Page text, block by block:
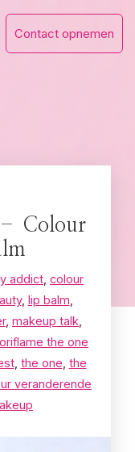
Contact opnemen
Colour
addict colour
, lip balm
, makeup talk
oriflame the one
, the one the
veranderende